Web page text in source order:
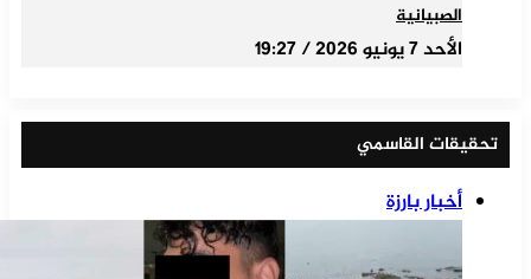
الصبيانية
الأحد 7 يونيو 2026 / 19:27
تحقيقات القاسمي
أخبار بارزة